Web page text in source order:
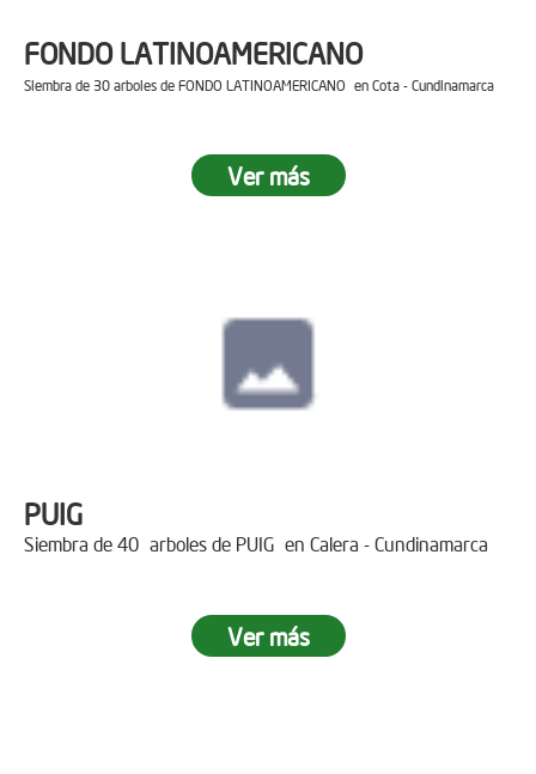
FONDO LATINOAMERICANO
Siembra de 30 arboles de FONDO LATINOAMERICANO en Cota - Cundinamarca
Ver más
PUIG
Siembra de 40 arboles de PUIG en Calera - Cundinamarca
Ver más